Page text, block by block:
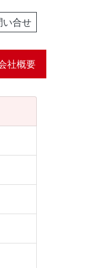
い合せ
社概要